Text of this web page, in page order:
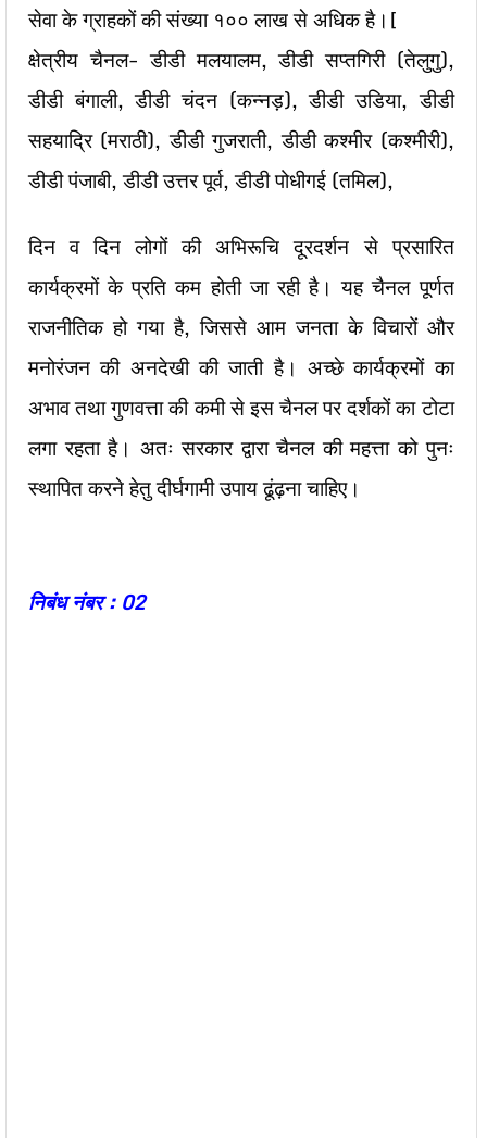
सेवा के ग्राहकों की संख्‍या १०० लाख से अधिक है।[
क्षेत्रीय चैनल- डीडी मलयालम, डीडी सप्‍‍तगिरी (तेलुगु),
डीडी बंगाली, डीडी चंदन (कन्‍नड़), डीडी उडिया, डीडी
सहयाद्रि (मराठी), डीडी गुजराती, डीडी कश्‍मीर (कश्‍मीरी),
डीडी पंजाबी, डीडी उत्तर पूर्व, डीडी पोधीगई (तमिल),
दिन व दिन लोगों की अभिरूचि दूरदर्शन से प्रसारित
कार्यक्रमों के प्रति कम होती जा रही है। यह चैनल पूर्णत
राजनीतिक हो गया है, जिससे आम जनता के विचारों और
मनोरंजन की अनदेखी की जाती है। अच्छे कार्यक्रमों का
अभाव तथा गुणवत्ता की कमी से इस चैनल पर दर्शकों का टोटा
लगा रहता है। अतः सरकार द्वारा चैनल की महत्ता को पुनः
स्थापित करने हेतु दीर्घगामी उपाय ढूंढ़ना चाहिए।
निबंध नंबर : 02